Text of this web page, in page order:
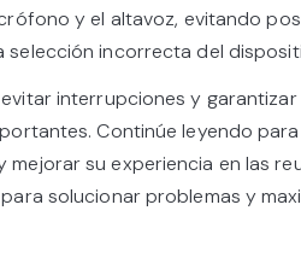
y el altavoz, evitando
incorrecta del
interrupciones y garantizar
Continúe leyendo
su experiencia en las
solucionar problemas y